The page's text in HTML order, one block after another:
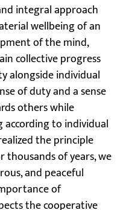
integral approach
wellbeing of an
of the mind,
collective progress
alongside individual
of duty and a sense
others while
to individual
the principle
of years, we
and peaceful
of
the cooperative